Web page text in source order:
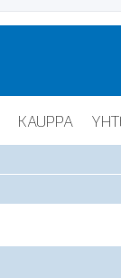
KAUPPA